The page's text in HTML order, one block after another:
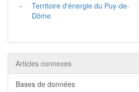
-
Territoire d'énergie du Puy-de-
Dôme
Articles connexes
Bases de données